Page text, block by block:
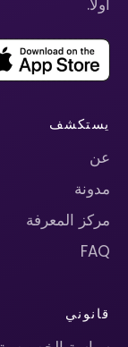
أولاً.
يستكشف
عن
مدونة
مركز المعرفة
FAQ
قانوني